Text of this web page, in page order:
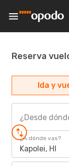
Reserva
Ida y
¿Desde
¿A dónde vas?
Kapolei, HI